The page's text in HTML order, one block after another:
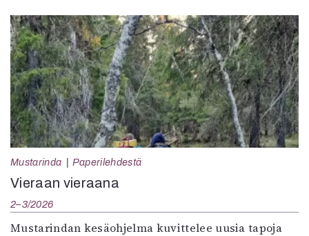
Mustarinda Paperilehdestä
Vieraan vieraana
2–3/2026
Mustarindan kesäohjelma kuvittelee uusia tapoja